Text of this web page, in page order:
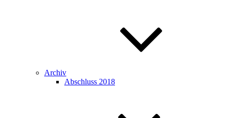
Archiv
Abschluss 2018